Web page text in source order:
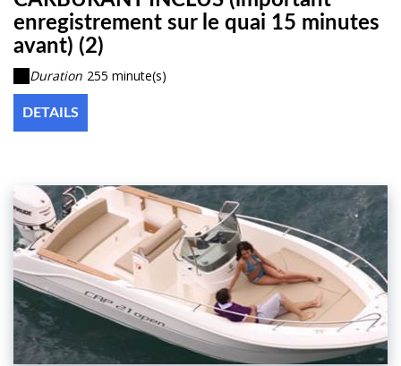
enregistrement sur le quai 15 minutes
avant) (2)
Duration 255 minute(s)
DETAILS